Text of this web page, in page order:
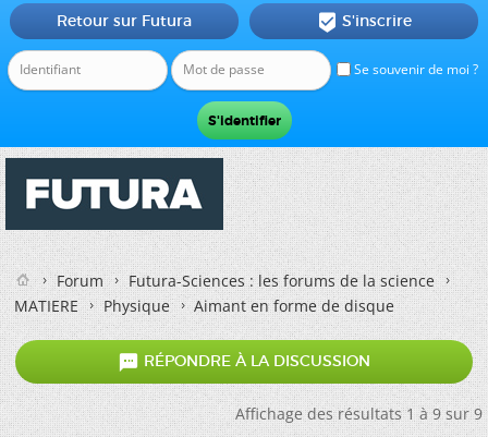
Se souvenir de moi ?
Retour sur Futura  S'inscrire
Forum
Futura-Sciences : les forums de la science
MATIERE
Physique Aimant en forme de disque
 RÉPONDRE À LA DISCUSSION
Affichage des résultats 1 à 9 sur 9